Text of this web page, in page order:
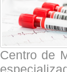
Centro de